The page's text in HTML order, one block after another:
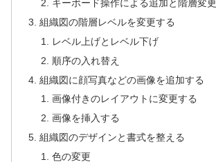
キーボード操作による追加と階層変更
組織図の階層レベルを変更する
レベル上げとレベル下げ
順序の入れ替え
組織図に顔写真などの画像を追加する
画像付きのレイアウトに変更する
画像を挿入する
組織図のデザインと書式を整える
色の変更